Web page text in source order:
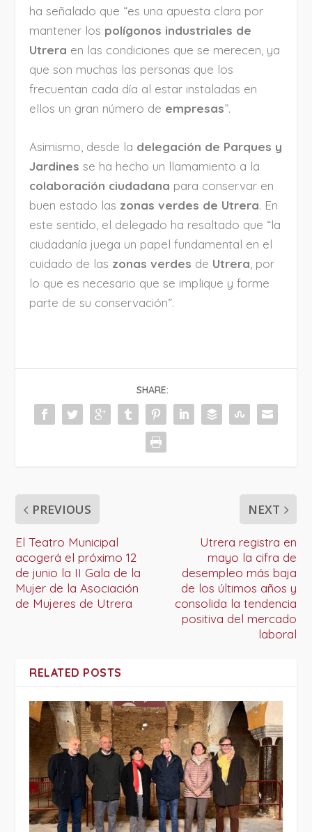
ha señalado que “es una apuesta clara por
mantener los polígonos industriales de
Utrera en las condiciones que se merecen, ya
que son muchas las personas que los
frecuentan cada día al estar instaladas en
ellos un gran número de empresas”.
Asimismo, desde la delegación de Parques y
Jardines se ha hecho un llamamiento a la
colaboración ciudadana para conservar en
buen estado las zonas verdes de Utrera. En
este sentido, el delegado ha resaltado que “la
ciudadanía juega un papel fundamental en el
cuidado de las zonas verdes de Utrera, por
lo que es necesario que se implique y forme
parte de su conservación”.
SHARE:
PREVIOUS
El Teatro Municipal
acogerá el próximo 12
de junio la II Gala de la
Mujer de la Asociación
de Mujeres de Utrera
NEXT
Utrera registra en
mayo la cifra de
desempleo más baja
de los últimos años y
consolida la tendencia
positiva del mercado
laboral
RELATED POSTS